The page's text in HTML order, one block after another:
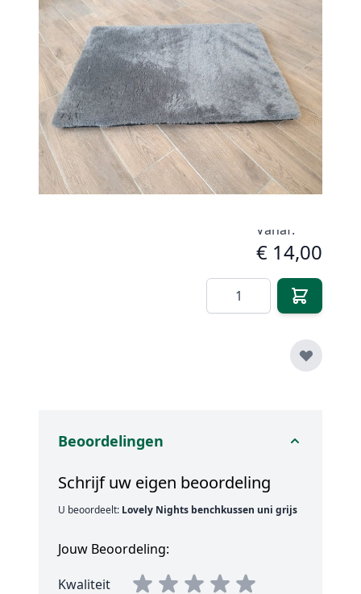
Op voorraad
Artikelnummer GH-0191
Opties
Grootte
Vanaf:
€ 14,00
Aantal
Beoordelingen
Schrijf uw eigen beoordeling
U beoordeelt: Lovely Nights benchkussen uni grijs
Jouw Beoordeling:
Kwaliteit